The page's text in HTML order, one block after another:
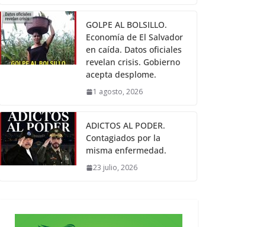
GOLPE AL BOLSILLO.
Economía de El Salvador
en caída. Datos oficiales
revelan crisis. Gobierno
acepta desplome.
1 agosto, 2026
ADICTOS AL PODER.
Contagiados por la
misma enfermedad.
23 julio, 2026